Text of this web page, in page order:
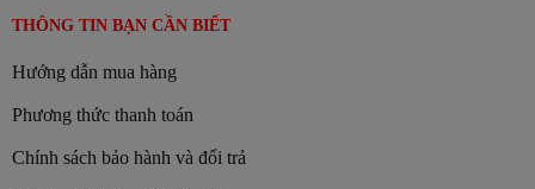
THÔNG TIN BẠN CẦN BIẾT
Hướng dẫn mua hàng
Phương thức thanh toán
Chính sách bảo hành và đổi trả